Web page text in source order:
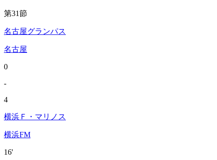
第31節
名古屋グランパス
名古屋
0
-
4
横浜Ｆ・マリノス
横浜FM
16'